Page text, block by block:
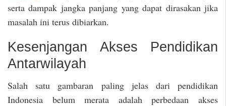
serta dampak jangka panjang yang dapat dirasakan jika
masalah ini terus dibiarkan.
Kesenjangan Akses Pendidikan
Antarwilayah
Salah satu gambaran paling jelas dari pendidikan
Indonesia belum merata adalah perbedaan akses